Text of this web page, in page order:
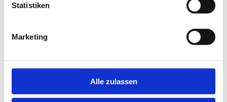
Statistiken
Marketing
Alle zulassen